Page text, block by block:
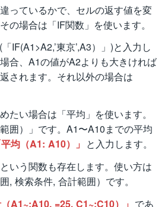
っているかで、セルの返す値を変
の場合は「IF関数」を使います。
IF(A1>A2,’東京’,A3）」)と入力し
合、A1の値がA2よりも大きければ
されます。それ以外の場合は
たい場合は「平均」を使います。
囲）」です。A1〜A10までの平均
平均（A1: A10）」 と入力します。
いう関数も存在します。使い方は
, 検索条件, 合計範囲）です。
（A1~:A10, =25, C1~:C10）」 であ